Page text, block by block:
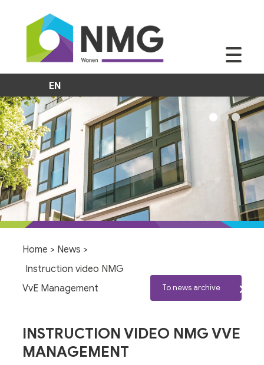
EN
Home > News >
Instruction video NMG
VvE Management
To news archive
INSTRUCTION VIDEO NMG VVE
MANAGEMENT